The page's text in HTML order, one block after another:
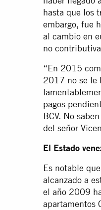
hasta que los
embargo, fue
al cambio en
no
“En 2015
2017 no se le
pagos
BCV. No
del señor
El Estado
Es notable
alcanzado a
el año 2009
apartamentos